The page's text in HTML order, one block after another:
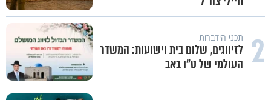
2 תכני הידברות
לזיווגים, שלום בית וישועות: המשדר
העולמי של ט"ו באב